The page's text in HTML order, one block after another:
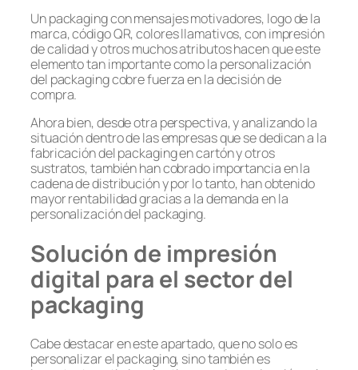
Un packaging con mensajes motivadores, logo de la
marca, código QR, colores llamativos, con impresión
de calidad y otros muchos atributos hacen que este
elemento tan importante como la personalización
del packaging cobre fuerza en la decisión de
compra.
Ahora bien, desde otra perspectiva, y analizando la
situación dentro de las empresas que se dedican a la
fabricación del packaging en cartón y otros
sustratos, también han cobrado importancia en la
cadena de distribución y por lo tanto, han obtenido
mayor rentabilidad gracias a la demanda en la
personalización del packaging.
Solución de impresión
digital para el sector del
packaging
Cabe destacar en este apartado, que no solo es
personalizar el packaging, sino también es